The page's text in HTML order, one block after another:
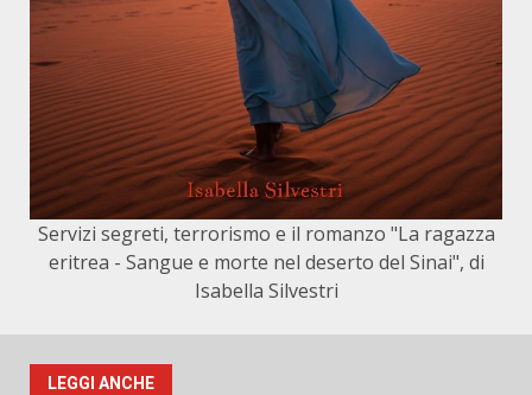
Servizi segreti, terrorismo e il romanzo "La ragazza
eritrea - Sangue e morte nel deserto del Sinai", di
Isabella Silvestri
LEGGI ANCHE